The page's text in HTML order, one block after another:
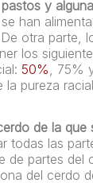
y
se han
otra parte,
los
50% , 75%
la pureza
de la que
todas las
de partes del
del cerdo